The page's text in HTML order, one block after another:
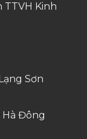
TTVH Kinh
Sơn
Hà Đông